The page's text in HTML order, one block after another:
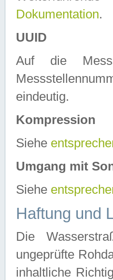
Dokumentation.
UUID
Auf die
eindeutig.
Kompression
Siehe
Umgang mit
Siehe
Haftung und
Die
ungeprüfte
inhaltliche